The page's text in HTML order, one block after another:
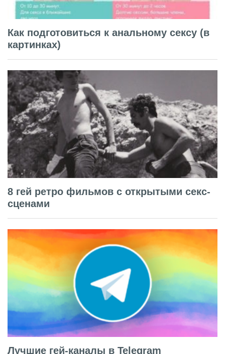
Как подготовиться к анальному сексу (в
картинках)
8 гей ретро фильмов с открытыми секс-
сценами
Лучшие гей-каналы в Telegram